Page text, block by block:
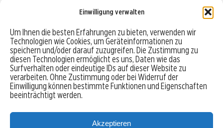
Einwilligung verwalten
Um Ihnen die besten Erfahrungen zu bieten, verwenden wir
Technologien wie Cookies, um Geräteinformationen zu
speichern und/oder darauf zuzugreifen. Die Zustimmung zu
diesen Technologien ermöglicht es uns, Daten wie das
Surfverhalten oder eindeutige IDs auf dieser Website zu
verarbeiten. Ohne Zustimmung oder bei Widerruf der
Einwilligung können bestimmte Funktionen und Eigenschaften
beeinträchtigt werden.
Akzeptieren
Robo-Advisor vergleichen
Depotvergleich
Festgeld vergleichen
Tagesgeld vergleichen